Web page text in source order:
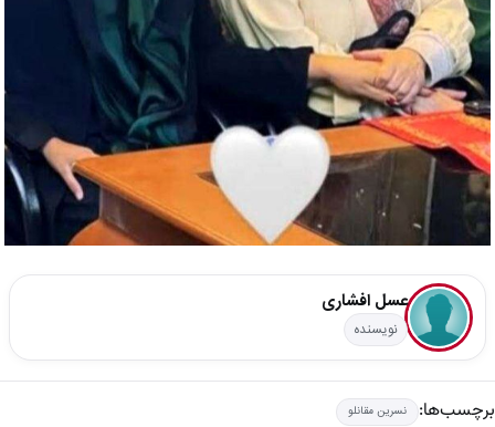
عسل افشاری
نویسنده
برچسب‌ها: نسرین مقانلو